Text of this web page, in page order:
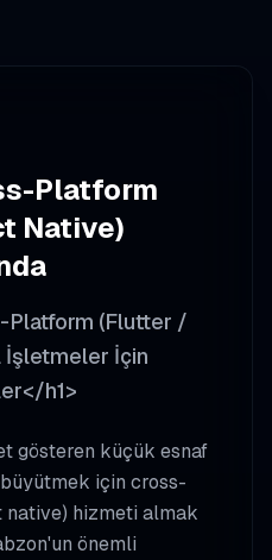
Platform
Native)
Platform (Flutter /
İşletmeler İçin
h1>
gösteren küçük esnaf
için cross-
hizmeti almak
önemli